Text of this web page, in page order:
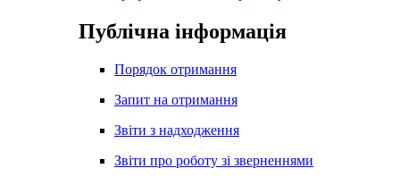
Публічна інформація
Порядок отримання
Запит на отримання
Звіти з надходження
Звіти про роботу зі зверненнями